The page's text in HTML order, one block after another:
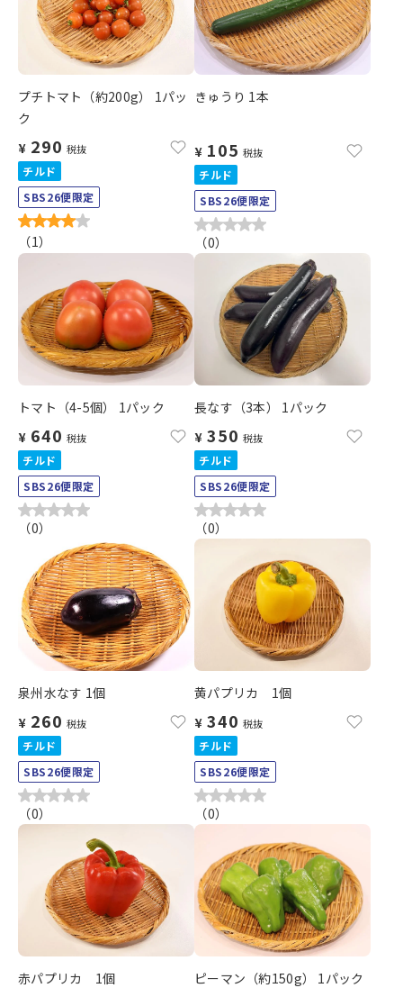
プチトマト（約200g） 1パッ
ク
¥ 290 税抜
チルド
SBS26便限定
（1）
きゅうり 1本
¥ 105 税抜
チルド
SBS26便限定
（0）
トマト（4-5個） 1パック
¥ 640 税抜
チルド
SBS26便限定
（0）
長なす（3本） 1パック
¥ 350 税抜
チルド
SBS26便限定
（0）
泉州水なす 1個
¥ 260 税抜
チルド
SBS26便限定
（0）
黄パプリカ 1個
¥ 340 税抜
チルド
SBS26便限定
（0）
赤パプリカ 1個
ピーマン（約150g） 1パック